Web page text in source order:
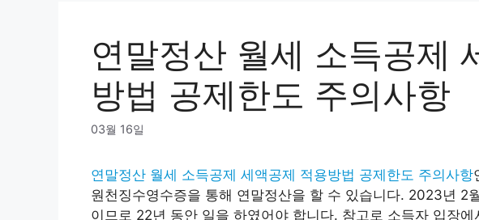
연말정산 월세 소득공제
방법 공제한도 주의사항
03월 16일
연말정산 월세 소득공제 세액공제 적용방법 공제한도 주의사항
원천징수영수증을 통해 연말정산을 할 수 있습니다. 2023년 2
이므로 22년 동안 일을 하였어야 합니다. 참고로 소득자 입장